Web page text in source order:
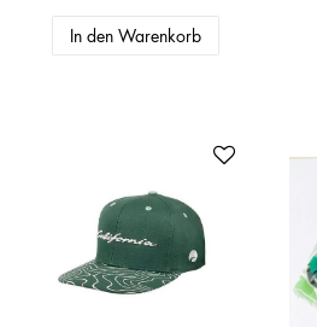
In den Warenkorb